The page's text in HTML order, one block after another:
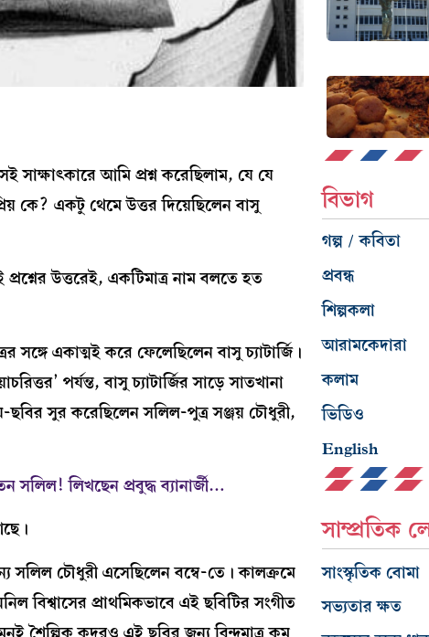
সাক্ষাৎকারে আমি প্রশ্ন করেছিলাম, যে যে
কে? একটু থেমে উত্তর দিয়েছিলেন বাসু
উত্তরেই, একটিমাত্র নাম বলতে হত
একাত্মই করে ফেলেছিলেন বাসু চ্যাটার্জি।
পর্যন্ত, বাসু চ্যাটার্জির সাড়ে সাতখানা
ছবির সুর করেছিলেন সলিল-পুত্র সঞ্জয় চৌধুরী,
লিখছেন প্রবুদ্ধ ব্যানার্জী…
সলিল চৌধুরী এসেছিলেন বম্বে-তে। কালক্রমে
বিশ্বাসের প্রাথমিকভাবে এই ছবিটির সংগীত
বিভাগ
গল্প / কবিতা
প্রবন্ধ
শিল্পকলা
আরামকেদারা
কলাম
ভিডিও
English
সাম্প্রতিক
সাংস্কৃতিক বোমা
সভ্যতার ক্ষত